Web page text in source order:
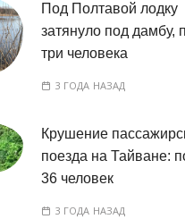
Под Полтавой лодку
затянуло под дамбу,
три человека
3 ГОДА НАЗАД
Крушение
поезда на Тайване:
36 человек
3 ГОДА НАЗАД